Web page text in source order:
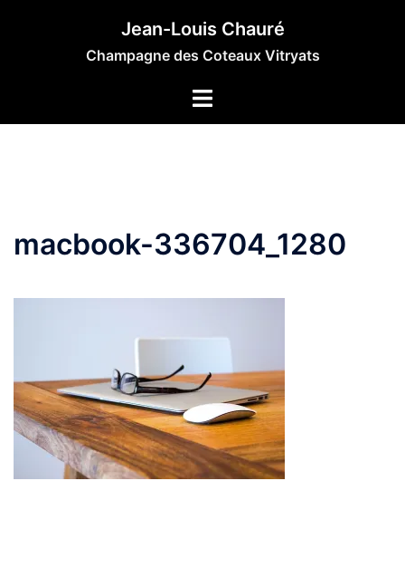
Jean-Louis Chauré
Champagne des Coteaux Vitryats
macbook-336704_1280